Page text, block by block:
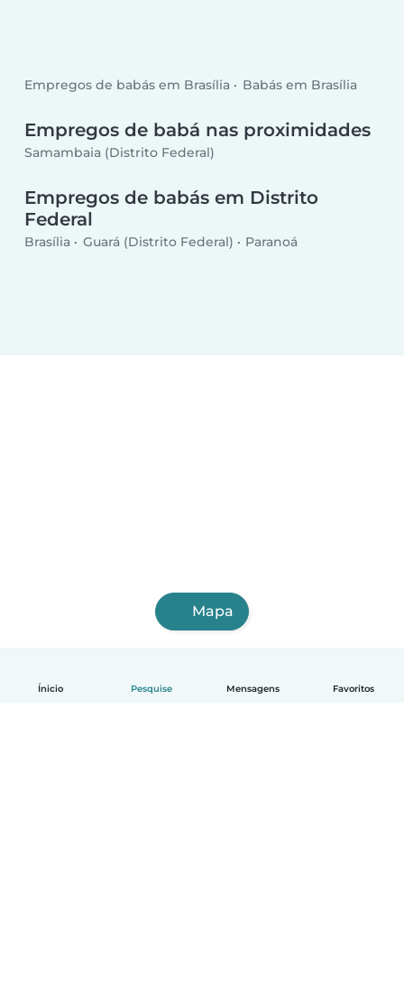
Ínicio Pesquise Mensagens Favoritos
Empregos de babás em Brasília Babás em Brasília
Empregos de babá nas proximidades
Samambaia (Distrito Federal)
Empregos de babás em Distrito
Federal
Brasília Guará (Distrito Federal) Paranoá
Mapa